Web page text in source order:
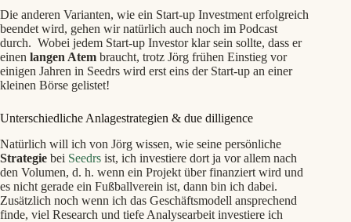
Die anderen Varianten, wie ein Start-up Investment erfolgreich
beendet wird, gehen wir natürlich auch noch im Podcast
durch. Wobei jedem Start-up Investor klar sein sollte, dass er
einen langen Atem braucht, trotz Jörg frühen Einstieg vor
einigen Jahren in Seedrs wird erst eins der Start-up an einer
kleinen Börse gelistet!
Unterschiedliche Anlagestrategien & due dilligence
Natürlich will ich von Jörg wissen, wie seine persönliche
Strategie bei Seedrs ist, ich investiere dort ja vor allem nach
den Volumen, d. h. wenn ein Projekt über finanziert wird und
es nicht gerade ein Fußballverein ist, dann bin ich dabei.
Zusätzlich noch wenn ich das Geschäftsmodell ansprechend
finde, viel Research und tiefe Analysearbeit investiere ich